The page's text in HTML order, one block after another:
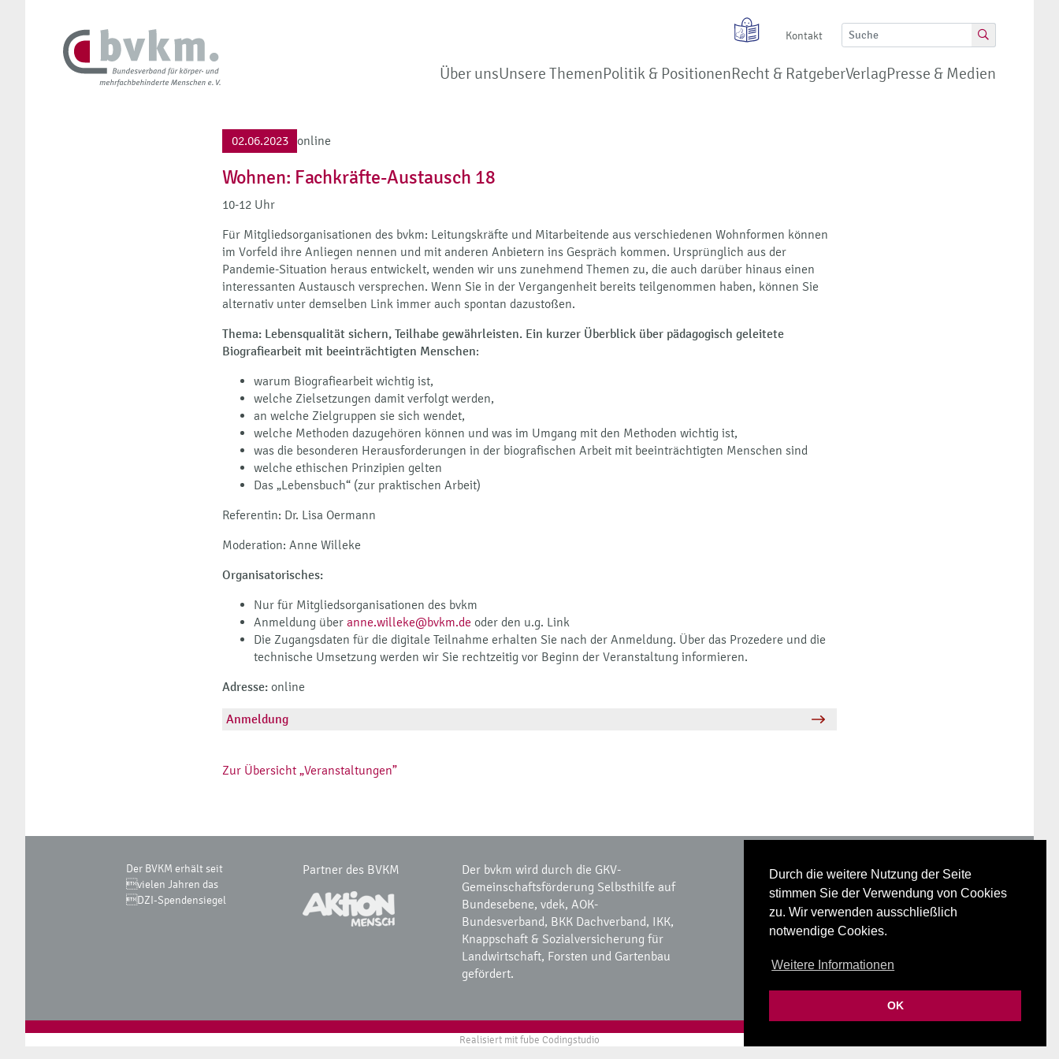
Durch die weitere Nutzung der Seite
stimmen Sie der Verwendung von Cookies
zu. Wir verwenden ausschließlich
notwendige Cookies.
Weitere Informationen
OK
Kontakt
Über unsUnsere ThemenPolitik & PositionenRecht & RatgeberVerlagPresse & Medien
02.06.2023 online
Wohnen: Fachkräfte-Austausch 18
10-12 Uhr
Für Mitgliedsorganisationen des bvkm: Leitungskräfte und Mitarbeitende aus verschiedenen Wohnformen können
im Vorfeld ihre Anliegen nennen und mit anderen Anbietern ins Gespräch kommen. Ursprünglich aus der
Pandemie-Situation heraus entwickelt, wenden wir uns zunehmend Themen zu, die auch darüber hinaus einen
interessanten Austausch versprechen. Wenn Sie in der Vergangenheit bereits teilgenommen haben, können Sie
alternativ unter demselben Link immer auch spontan dazustoßen.
Thema: Lebensqualität sichern, Teilhabe gewährleisten. Ein kurzer Überblick über pädagogisch geleitete
Biografiearbeit mit beeinträchtigten Menschen:
warum Biografiearbeit wichtig ist,
welche Zielsetzungen damit verfolgt werden,
an welche Zielgruppen sie sich wendet,
welche Methoden dazugehören können und was im Umgang mit den Methoden wichtig ist,
was die besonderen Herausforderungen in der biografischen Arbeit mit beeinträchtigten Menschen sind
welche ethischen Prinzipien gelten
Das „Lebensbuch“ (zur praktischen Arbeit)
Referentin: Dr. Lisa Oermann
Moderation: Anne Willeke
Organisatorisches:
Nur für Mitgliedsorganisationen des bvkm
Anmeldung überanne.willeke@bvkm.de oder den u.g. Link
Die Zugangsdaten für die digitale Teilnahme erhalten Sie nach der Anmeldung. Über das Prozedere und die
technische Umsetzung werden wir Sie rechtzeitig vor Beginn der Veranstaltung informieren.
Adresse: online
Anmeldung
Zur Übersicht „Veranstaltungen”
Der BVKM erhält seit
vielen Jahren das
DZI-Spendensiegel
Partner des BVKM
Der bvkm wird durch die GKV-
Gemeinschaftsförderung Selbsthilfe auf
Bundesebene, vdek, AOK-
Bundesverband, BKK Dachverband, IKK,
Knappschaft & Sozialversicherung für
Landwirtschaft, Forsten und Gartenbau
gefördert.
Glossar
Datenschutz
Realisiert mit fube Codingstudio